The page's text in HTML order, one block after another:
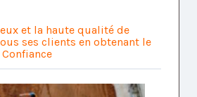
et la haute qualité de
ses clients en obtenant le